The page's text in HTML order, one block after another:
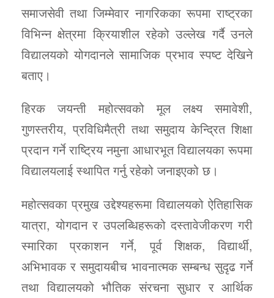
समाजसेवी तथा जिम्मेवार नागरिकका रूपमा राष्ट्रका
विभिन्न क्षेत्रमा क्रियाशील रहेको उल्लेख गर्दै उनले
विद्यालयको योगदानले सामाजिक प्रभाव स्पष्ट देखिने
बताए।
हिरक जयन्ती महोत्सवको मूल लक्ष्य समावेशी,
गुणस्तरीय, प्रविधिमैत्री तथा समुदाय केन्द्रित शिक्षा
प्रदान गर्ने राष्ट्रिय नमुना आधारभूत विद्यालयका रूपमा
विद्यालयलाई स्थापित गर्नु रहेको जनाइएको छ।
महोत्सवका प्रमुख उद्देश्यहरूमा विद्यालयको ऐतिहासिक
यात्रा, योगदान र उपलब्धिहरूको दस्तावेजीकरण गरी
स्मारिका प्रकाशन गर्ने, पूर्व शिक्षक, विद्यार्थी,
अभिभावक र समुदायबीच भावनात्मक सम्बन्ध सुदृढ गर्ने
तथा विद्यालयको भौतिक संरचना सुधार र आर्थिक